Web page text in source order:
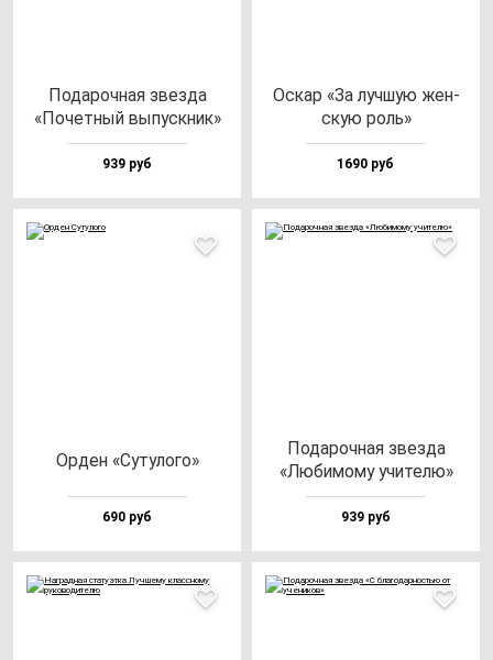
Пода­роч­ная звез­да
«Почет­ный вы­пус­кник»
939 руб
Оскар «За луч­шую жен­
скую роль»
1690 руб
Орден «Суту­ло­го»
690 руб
Пода­роч­ная звез­да
«Люби­мо­му учи­те­лю»
939 руб